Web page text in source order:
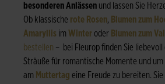
besonderen Anlässen und lassen Sie
Ob klassische rote Rosen, Blumen zum
Amaryllis im Winteroder Blumen zum
bestellen – bei Fleurop finden Sie
Sträuße für romantische Momente und
am Muttertag eine Freude zu bereiten.